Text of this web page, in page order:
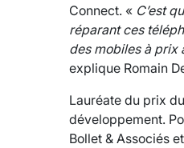
Connect. « C’est
réparant ces
des mobiles à prix
explique Romain
Lauréate du prix
développement.
Bollet & Associés